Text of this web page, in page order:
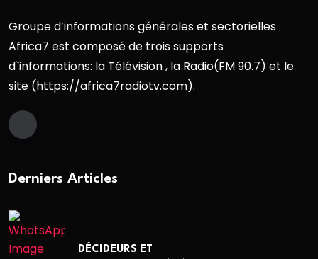
Groupe d’informations générales et sectorielles
Africa7 est composé de trois supports
d`informations: la Télévision , la Radio(FM 90.7) et le
site (https://africa7radiotv.com).
Derniers Articles
DÉCIDEURS ET